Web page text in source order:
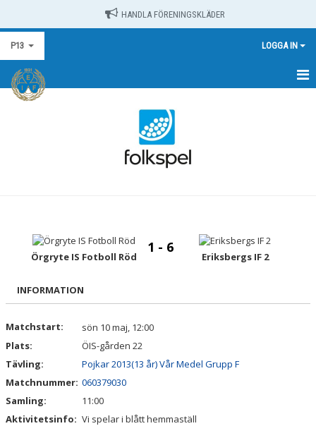
HANDLA FÖRENINGSKLÄDER
P13 LOGGA IN
HEM
BILDGALLERI
DOKUMENT
Örgryte IS Fotboll Röd
1 - 6
Eriksbergs IF 2
INFORMATION
Matchstart:
sön 10 maj, 12:00
Plats:
ÖIS-gården 22
Tävling:
Pojkar 2013(13 år) Vår Medel Grupp F
Matchnummer: 060379030
Samling:
11:00
Aktivitetsinfo: Vi spelar i blått hemmaställ